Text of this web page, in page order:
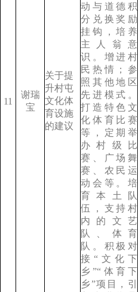
11
谢瑞
宝
关于提
升村屯
文化体
育设施
的建议
动与道德积
分兑换奖励
挂钩，培养
主人翁意
识。增进村
民热情；参
照其他地区
先进模式。
打造特色文
化体育比赛
等，定期举
办村级比
赛、广场舞
赛、农民运
动会等。培
育本土队
伍，支持村
内的文艺
队、体育
队。积极对
接“文化下
乡”“体育下
乡”项目，引